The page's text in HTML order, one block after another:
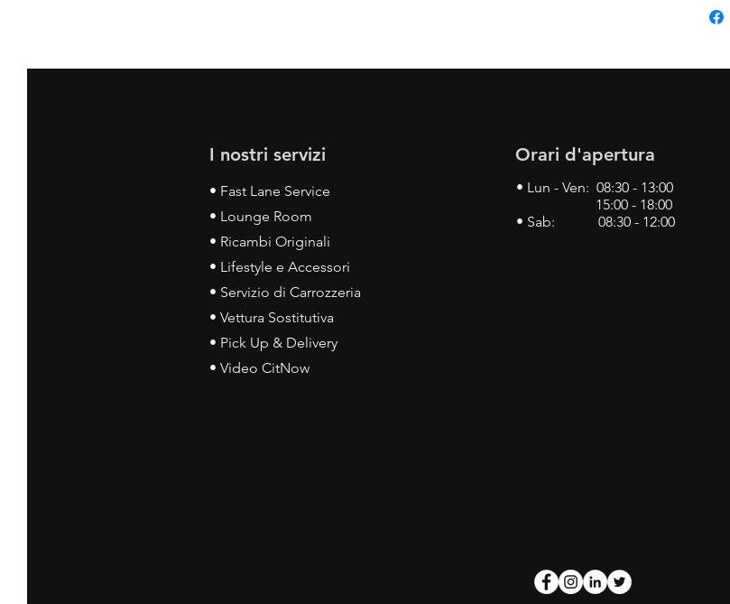
I nostri servizi
• Fast Lane Service
• Lounge Room
• Ricambi Originali
• Lifestyle e Accessori
• Servizio di Carrozzeria
• Vettura Sostitutiva
• Pick Up & Delivery
• Video CitNow
Orari d'apertura
• Lun - Ven: 08:30 - 13:00
15:00 - 18:00
• Sab: 08:30 - 12:00